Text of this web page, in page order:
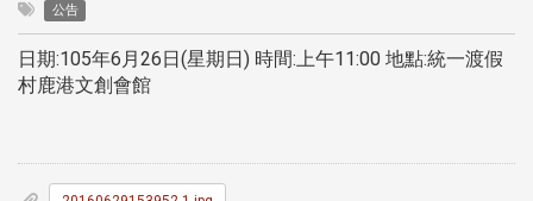
公告
日期:105年6月26日(星期日) 時間:上午11:00 地點:統一渡假
村鹿港文創會館